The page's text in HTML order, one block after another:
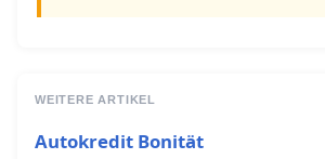
WEITERE ARTIKEL
Autokredit Bonität